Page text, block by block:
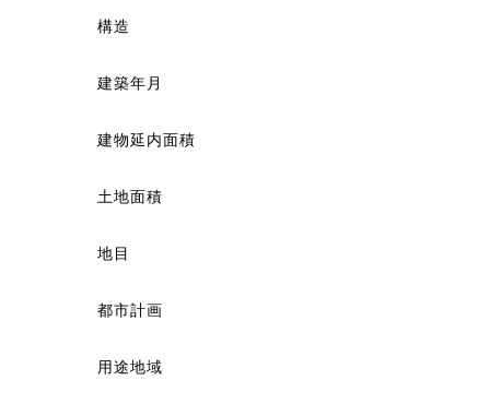
構造
建築年月
建物延内面積
土地面積
地目
都市計画
用途地域